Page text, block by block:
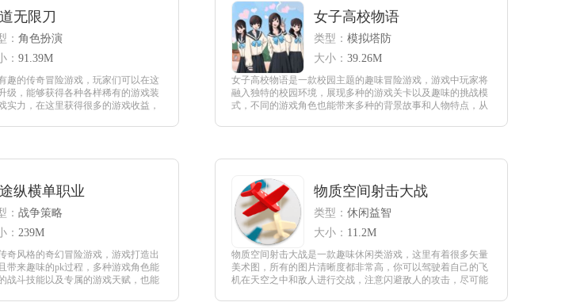
无限刀
： 角色扮演
： 91.39M
趣的传奇冒险游戏，玩家们可以在这
级，能够获得各种各样稀有的游戏装
实力，在这里获得很多的游戏收益，
女子高校物语
类型： 模拟塔防
大小： 39.26M
女子高校物语是一款校园主题的趣味冒险游戏，游戏中玩家将
融入独特的校园环境，展现多种的游戏关卡以及趣味的挑战模
式，不同的游戏角色也能带来多种的背景故事和人物特点，从
纵横单职业
： 战争策略
： 239M
奇风格的奇幻冒险游戏，游戏打造出
带来趣味的pk过程，多种游戏角色能
战斗技能以及专属的游戏天赋，也能
物质空间射击大战
类型： 休闲益智
大小： 11.2M
物质空间射击大战是一款趣味休闲类游戏，这里有着很多矢量
美术图，所有的图片清晰度都非常高，你可以驾驶着自己的飞
机在天空之中和敌人进行交战，注意闪避敌人的攻击，尽可能